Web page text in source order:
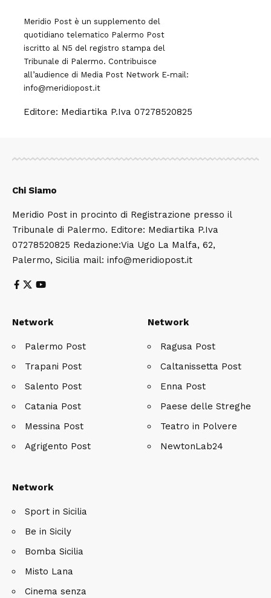
Meridio Post è un supplemento del
quotidiano telematico Palermo Post
iscritto al N5 del registro stampa del
Tribunale di Palermo. Contribuisce
all’audience di Media Post Network E-mail:
info@meridiopost.it
Editore: Mediartika P.Iva 07278520825
Chi Siamo
Meridio Post in procinto di Registrazione presso il
Tribunale di Palermo. Editore: Mediartika P.Iva
07278520825 Redazione:Via Ugo La Malfa, 62,
Palermo, Sicilia mail: info@meridiopost.it
Network
Palermo Post
Trapani Post
Salento Post
Catania Post
Messina Post
Agrigento Post
Network
Ragusa Post
Caltanissetta Post
Enna Post
Paese delle Streghe
Teatro in Polvere
NewtonLab24
Network
Sport in Sicilia
Be in Sicily
Bomba Sicilia
Misto Lana
Cinema senza